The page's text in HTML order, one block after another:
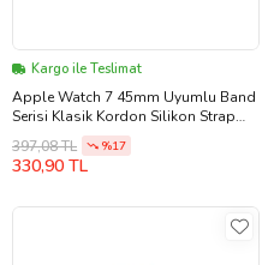
Kargo ile Teslimat
Apple Watch 7 45mm Uyumlu Band
Serisi Klasik Kordon Silikon Strap
Kayış (Sarı)
397,08 TL %17
330,90 TL